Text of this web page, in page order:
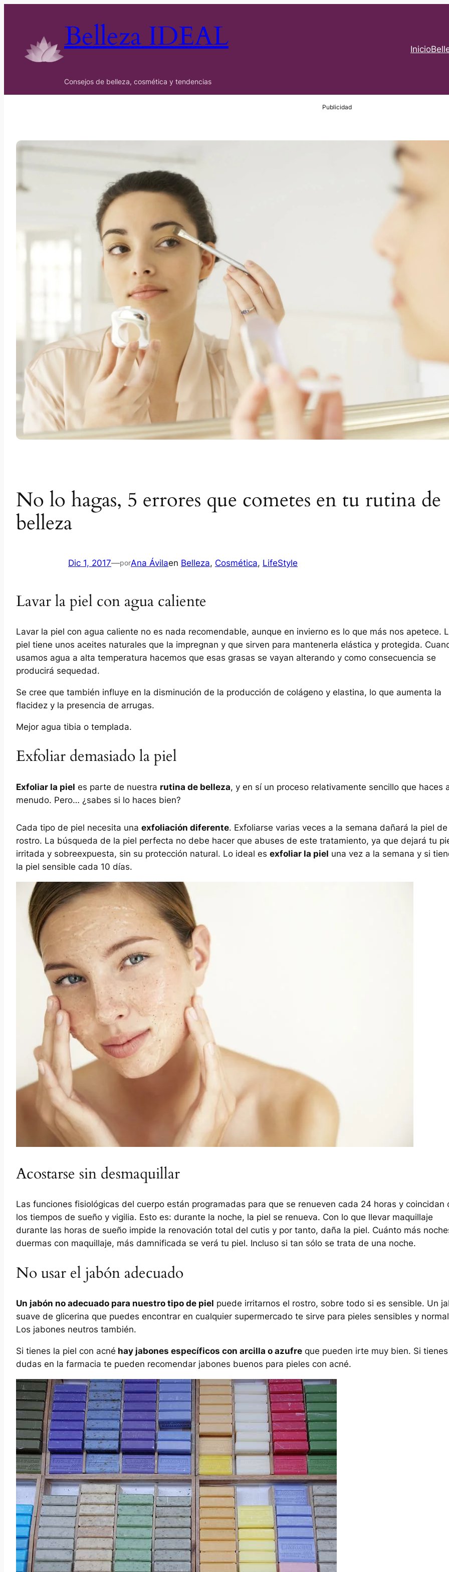
Belleza IDEAL
Consejos de belleza, cosmética y tendencias
Inicio
No lo hagas, 5 errores que cometes en tu rutina de
belleza
Dic 1, 2017—porAna Ávilaen Belleza, Cosmética, LifeStyle
Lavar la piel con agua caliente
Lavar la piel con agua caliente no es nada recomendable, aunque en invierno es lo que más nos apetece.
piel tiene unos aceites naturales que la impregnan y que sirven para mantenerla elástica y protegida.
usamos agua a alta temperatura hacemos que esas grasas se vayan alterando y como consecuencia se
producirá sequedad.
Se cree que también influye en la disminución de la producción de colágeno y elastina, lo que aumenta la
flacidez y la presencia de arrugas.
Mejor agua tibia o templada.
Exfoliar demasiado la piel
Exfoliar la piel es parte de nuestra rutina de belleza, y en sí un proceso relativamente sencillo que haces
menudo. Pero… ¿sabes si lo haces bien?
Cada tipo de piel necesita una exfoliación diferente. Exfoliarse varias veces a la semana dañará la piel
rostro. La búsqueda de la piel perfecta no debe hacer que abuses de este tratamiento, ya que dejará tu
irritada y sobreexpuesta, sin su protección natural. Lo ideal es exfoliar la piel una vez a la semana y si
la piel sensible cada 10 días.
Acostarse sin desmaquillar
Las funciones fisiológicas del cuerpo están programadas para que se renueven cada 24 horas y coincidan
los tiempos de sueño y vigilia. Esto es: durante la noche, la piel se renueva. Con lo que llevar maquillaje
durante las horas de sueño impide la renovación total del cutis y por tanto, daña la piel. Cuánto más
duermas con maquillaje, más damnificada se verá tu piel. Incluso si tan sólo se trata de una noche.
No usar el jabón adecuado
Un jabón no adecuado para nuestro tipo de piel puede irritarnos el rostro, sobre todo si es sensible. Un
suave de glicerina que puedes encontrar en cualquier supermercado te sirve para pieles sensibles y
Los jabones neutros también.
Si tienes la piel con acné hay jabones específicos con arcilla o azufre que pueden irte muy bien. Si tienes
dudas en la farmacia te pueden recomendar jabones buenos para pieles con acné.